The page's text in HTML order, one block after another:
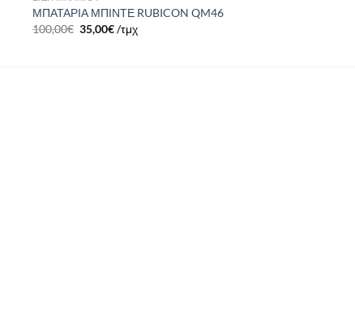
ΜΠΑΤΑΡΙΑ ΜΠΙΝΤΕ RUBICON QM46
100,00€ 35,00€/τμχ